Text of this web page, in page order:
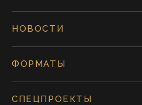
НОВОСТИ
ФОРМАТЫ
СПЕЦПРОЕКТЫ